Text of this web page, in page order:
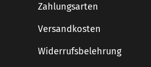
Zahlungsarten
Versandkosten
Widerrufsbelehrung